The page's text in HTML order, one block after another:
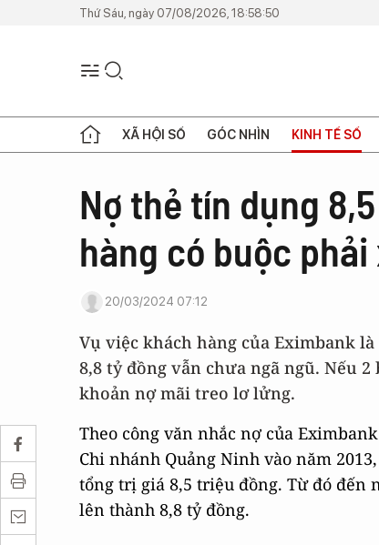
Thứ Sáu, ngày 07/08/2026, 18:58:50
XÃ HỘI SỐ GÓC NHÌN KINH TẾ SỐ
Nợ thẻ tín dụng
hàng có buộc phải
20/03/2024 07:12
Vụ việc khách hàng của Eximbank
8,8 tỷ đồng vẫn chưa ngã ngũ. Nếu
khoản nợ mãi treo lơ lửng.
Theo công văn nhắc nợ của
Chi nhánh Quảng Ninh vào năm
tổng trị giá 8,5 triệu đồng. Từ đó đến
lên thành 8,8 tỷ đồng.